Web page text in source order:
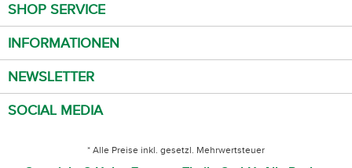
SHOP SERVICE
INFORMATIONEN
NEWSLETTER
SOCIAL MEDIA
* Alle Preise inkl. gesetzl. Mehrwertsteuer